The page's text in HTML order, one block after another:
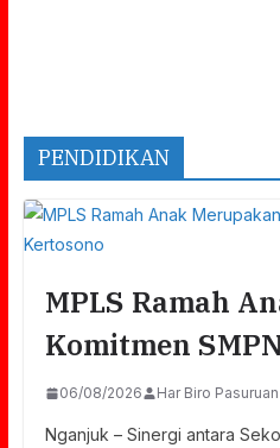
PENDIDIKAN
MPLS Ramah
Komitmen
06/08/2026 Har Biro Pasuruan
Nganjuk – Sinergi antara